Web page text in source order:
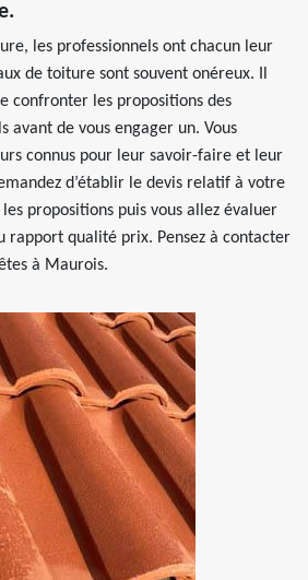
les professionnels ont chacun leur
de toiture sont souvent onéreux. Il
confronter les propositions des
avant de vous engager un. Vous
connus pour leur savoir-faire et leur
d’établir le devis relatif à votre
propositions puis vous allez évaluer
rapport qualité prix. Pensez à contacter
à Maurois.